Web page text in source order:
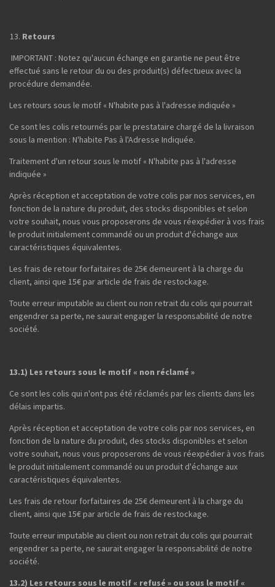
Retours
IMPORTANT : Notez qu'aucun échange en garantie ne peut être
effectué sans le retour du ou des produit(s) défectueux avec la
procédure demandée.
Les retours sous le motif « N'habite pas à l'adresse indiquée »
Ce sont les colis retournés par le prestataire chargé de la livraison
sous la mention : N'habite Pas à l'Adresse Indiquée.
Traitement d'un retour sous le motif « N'habite pas à l'adresse
indiquée »
Après réception et acceptation de votre colis par nos services, en
fonction de la nature du produit, des stocks disponibles et selon
votre souhait, nous vous proposerons de vous réexpédier à vos frais
le produit initialement commandé ou un produit d'échange aux
caractéristiques équivalentes.
Les frais de retour forfaitaires de 25€ demeurent à la charge du
client, ainsi que 15€ par article de frais de restockage.
Toute erreur imputable au client ou non retrait du colis qui pourrait
engendrer sa perte, ne saurait engager la responsabilité de notre
société.
13.1) Les retours sous le motif « non réclamé »
Ce sont les colis qui n'ont pas été réclamés par les clients dans les
délais impartis.
Après réception et acceptation de votre colis par nos services, en
fonction de la nature du produit, des stocks disponibles et selon
votre souhait, nous vous proposerons de vous réexpédier à vos frais
le produit initialement commandé ou un produit d'échange aux
caractéristiques équivalentes.
Les frais de retour forfaitaires de 25€ demeurent à la charge du
client, ainsi que 15€ par article de frais de restockage.
Toute erreur imputable au client ou non retrait du colis qui pourrait
engendrer sa perte, ne saurait engager la responsabilité de notre
société.
13.2) Les retours sous le motif « refusé » ou sous le motif «